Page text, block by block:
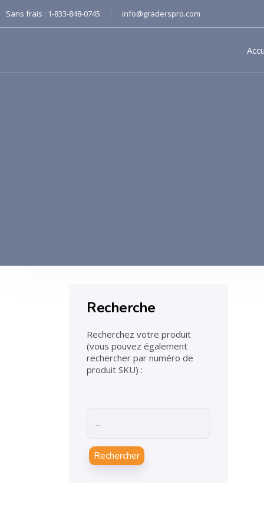
Sans frais : 1-833-848-0745 | info@graderspro.com
Recherche
Recherchez votre produit
(vous pouvez également
rechercher par numéro de
produit SKU) :
Rechercher